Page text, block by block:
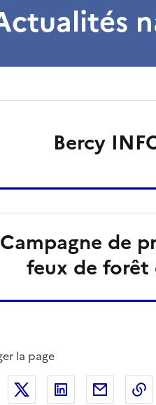
Bercy
Campagne de
feux de
la page
Partager sur Facebook
Partager sur XPartager sur